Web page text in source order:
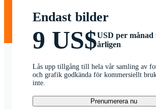
Endast bilder
9 US$USD per
årligen
Lås upp tillgång till hela vår samling av
och grafik godkända för kommersiellt
inte.
Prenumerera nu